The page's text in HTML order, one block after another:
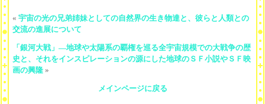
« 宇宙の光の兄弟姉妹としての自然界の生き物達と、彼らと人類との
交流の進展について
「銀河大戦」―地球や太陽系の覇権を巡る全宇宙規模での大戦争の歴
史と、それをインスピレーションの源にした地球のＳＦ小説やＳＦ映
画の興隆 »
メインページに戻る